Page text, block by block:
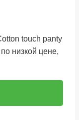
touch panty
низкой цене,